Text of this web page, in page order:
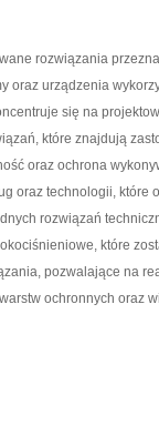
rozwiązania
oraz urządzenia
się na
które znajdują
oraz ochrona
oraz technologii,
rozwiązań
które
pozwalające na
ochronnych oraz